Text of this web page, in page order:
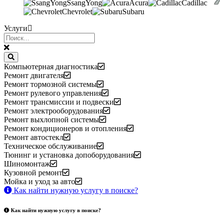
SsangYong Acura Cadillac
Chevrolet
Subaru
Услуги
Компьютерная диагностика
Ремонт двигателя
Ремонт тормозной системы
Ремонт рулевого управления
Ремонт трансмиссии и подвески
Ремонт электрооборудования
Ремонт выхлопной системы
Ремонт кондиционеров и отопления
Ремонт автостекл
Техническое обслуживание
Тюнинг и установка допоборудования
Шиномонтаж
Кузовной ремонт
Мойка и уход за авто
Как найти нужную услугу в поиске?
Как найти нужную услугу в поиске?